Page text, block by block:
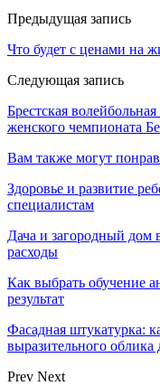
Предыдущая запись
Что будет с ценами на
Следующая запись
Брестская
женского чемпионата
Вам также могут
Здоровье и развитие
специалистам
Дача и загородный дом
расходы
Как выбрать обучение
результат
Фасадная штукатурка:
выразительного облика
Prev Next